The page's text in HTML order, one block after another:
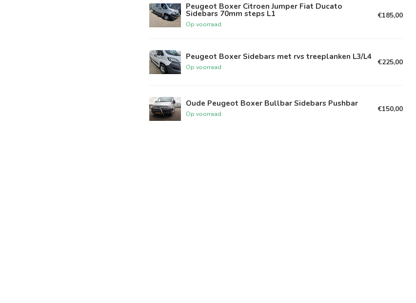
Peugeot Boxer Citroen Jumper Fiat Ducato
Sidebars 70mm steps L1
Op voorraad
€185,00
Peugeot Boxer Sidebars met rvs treeplanken L3/L4
Op voorraad
€225,00
Oude Peugeot Boxer Bullbar Sidebars Pushbar
Op voorraad
€150,00